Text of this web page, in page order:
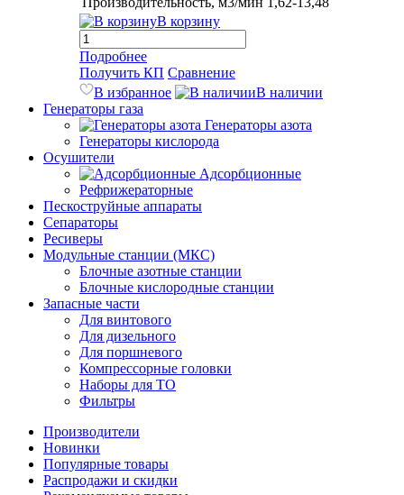
В корзину
Подробнее
Получить КП Сравнение
В избранное
В наличии
Генераторы газа
Генераторы азота
Генераторы кислорода
Осушители
Адсорбционные
Рефрижераторные
Пескоструйные аппараты
Сепараторы
Ресиверы
Модульные станции (МКС)
Блочные азотные станции
Блочные кислородные станции
Запасные части
Для винтового
Для дизельного
Для поршневого
Компрессорные головки
Наборы для ТО
Фильтры
Производители
Новинки
Популярные товары
Распродажи и скидки